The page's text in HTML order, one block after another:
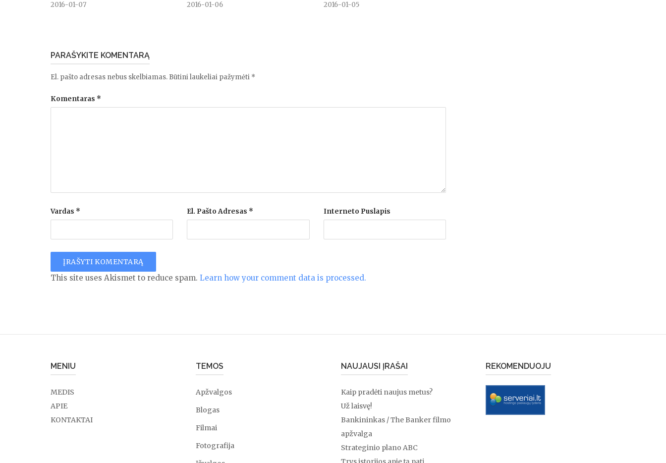
2016-01-07 2016-01-06 2016-01-05
PARAŠYKITE KOMENTARĄ
El. pašto adresas nebus skelbiamas. Būtini laukeliai pažymėti *
Komentaras *
Vardas * El. Pašto Adresas * Interneto Puslapis
This site uses Akismet to reduce spam. Learn how your comment data is processed.
MENIU
MEDIS
APIE
KONTAKTAI
TEMOS
Apžvalgos
Blogas
Filmai
Fotografija
NAUJAUSI ĮRAŠAI
Kaip pradėti naujus metus?
Už laisvę!
Bankininkas / The Banker filmo
apžvalga
Strateginio plano ABC
REKOMENDUOJU